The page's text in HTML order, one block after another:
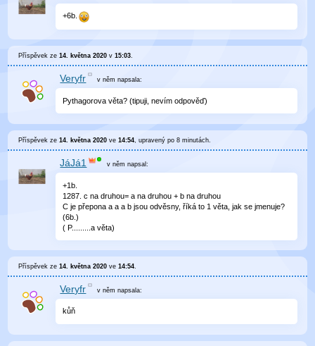
+6b.
Příspěvek ze14. května 2020 v15:03.
Veryfr v němnapsala:
Pythagorova věta? (tipuji, nevím odpověď)
Příspěvek ze14. května 2020 ve14:54, upravenýpo 8 minutách.
JáJá1 v něm napsal:
+1b.
1287. c na druhou= a na druhou + b na druhou
C je přepona a a a b jsou odvěsny, říká to 1 věta, jak se jmenuje?
(6b.)
( P.........a věta)
Příspěvek ze14. května 2020 ve14:54
Veryfr v němnapsala:
kůň